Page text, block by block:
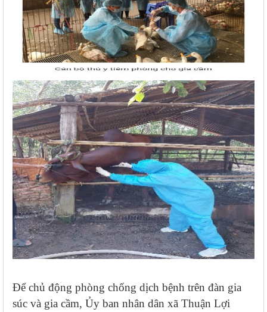
Để chủ động phòng chống dịch bệnh trên đàn gia
súc và gia cầm, Ủy ban nhân dân xã Thuận Lợi